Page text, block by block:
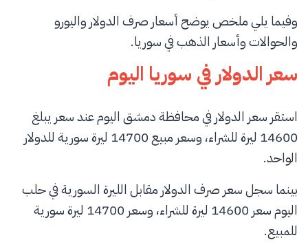
وفيما يلي ملخص يوضح أسعار صرف الدولار واليورو
والحوالات وأسعار الذهب في سوريا.
سعر الدولار في سوريا اليوم
استقر سعر الدولار في محافظة دمشق اليوم عند سعر يبلغ
14600 ليرة للشراء، وسعر مبيع 14700 ليرة سورية للدولار
الواحد.
بينما سجل سعر صرف الدولار مقابل الليرة السورية في حلب
اليوم سعر 14600 ليرة للشراء، وسعر 14700 ليرة سورية
للمبيع.